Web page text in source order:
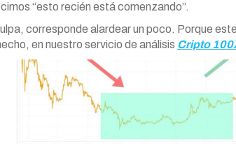
“esto recién está comenzando”.
corresponde alardear un poco. Porque
en nuestro servicio de análisis Cripto